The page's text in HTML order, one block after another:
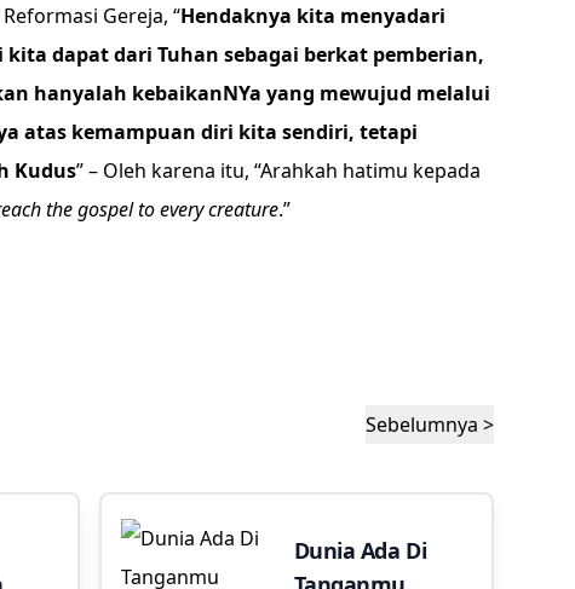
Gereja, “Hendaknya kita menyadari
dapat dari Tuhan sebagai berkat pemberian,
hanyalah kebaikanNYa yang mewujud melalui
atas kemampuan diri kita sendiri, tetapi
Kudus” – Oleh karena itu, “Arahkah hatimu kepada
the gospel to every creature.”
Sebelumnya >
Dunia Ada Di